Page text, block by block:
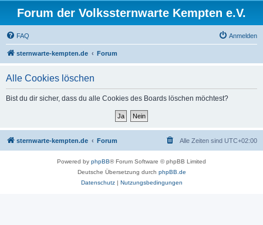
Forum der Volkssternwarte Kempten e.V.
FAQ Anmelden
sternwarte-kempten.de Forum
Alle Cookies löschen
Bist du dir sicher, dass du alle Cookies des Boards löschen möchtest?
sternwarte-kempten.de Forum Alle Zeiten sind UTC+02:00
Powered by phpBB® Forum Software © phpBB Limited
Deutsche Übersetzung durch phpBB.de
Datenschutz| Nutzungsbedingungen